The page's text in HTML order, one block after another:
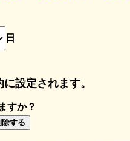
日
設定されます。
すか？
する